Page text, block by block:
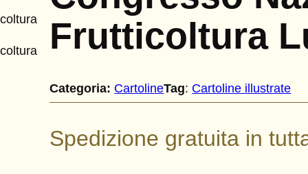
Frutticoltura
Categoria: CartolineTag: Cartoline illustrate
Spedizione gratuita in